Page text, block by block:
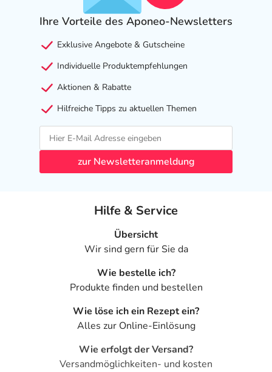
Ihre Vorteile des Aponeo-Newsletters
Exklusive Angebote & Gutscheine
Individuelle Produktempfehlungen
Aktionen & Rabatte
Hilfreiche Tipps zu aktuellen Themen
zur Newsletteranmeldung
Hilfe & Service
Übersicht
Wir sind gern für Sie da
Wie bestelle ich?
Produkte finden und bestellen
Wie löse ich ein Rezept ein?
Alles zur Online-Einlösung
Wie erfolgt der Versand?
Versandmöglichkeiten- und kosten